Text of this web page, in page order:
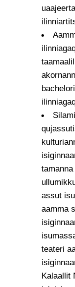
assut
aamma
teateri
Kalaallit